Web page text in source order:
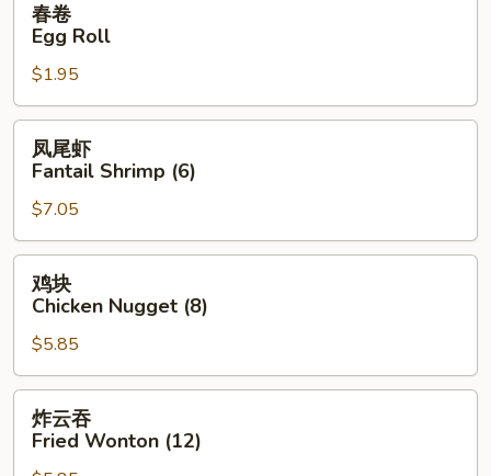
Egg
Roll
春卷
Egg Roll
$1.95
Fantail
Shrimp
(6)
凤尾虾
Fantail Shrimp (6)
$7.05
Chicken
Nugget
(8)
鸡块
Chicken Nugget (8)
$5.85
炸云吞
Fried Wonton (12)